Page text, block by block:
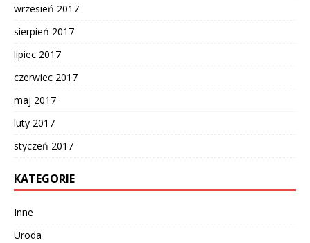
wrzesień 2017
sierpień 2017
lipiec 2017
czerwiec 2017
maj 2017
luty 2017
styczeń 2017
KATEGORIE
Inne
Uroda